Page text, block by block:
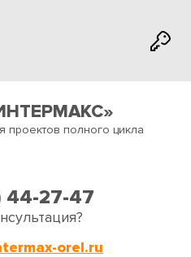
проектов полного цикла
44-27-47
orel.ru